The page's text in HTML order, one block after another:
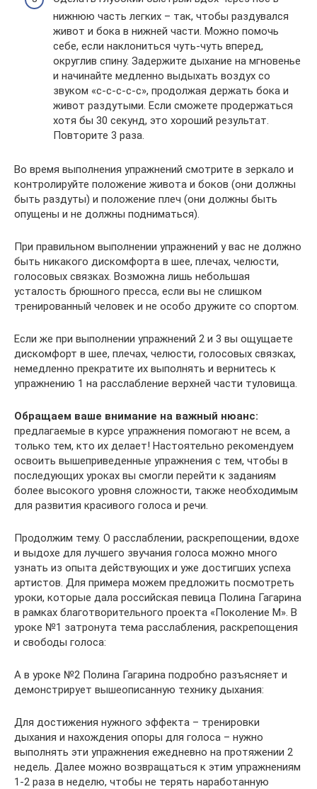
нижнюю часть легких – так, чтобы раздувался
живот и бока в нижней части. Можно помочь
себе, если наклониться чуть-чуть вперед,
округлив спину. Задержите дыхание на мгновенье
и начинайте медленно выдыхать воздух со
звуком «с-с-с-с-с», продолжая держать бока и
живот раздутыми. Если сможете продержаться
хотя бы 30 секунд, это хороший результат.
Повторите 3 раза.
Во время выполнения упражнений смотрите в зеркало и
контролируйте положение живота и боков (они должны
быть раздуты) и положение плеч (они должны быть
опущены и не должны подниматься).
При правильном выполнении упражнений у вас не должно
быть никакого дискомфорта в шее, плечах, челюсти,
голосовых связках. Возможна лишь небольшая
усталость брюшного пресса, если вы не слишком
тренированный человек и не особо дружите со спортом.
Если же при выполнении упражнений 2 и 3 вы ощущаете
дискомфорт в шее, плечах, челюсти, голосовых связках,
немедленно прекратите их выполнять и вернитесь к
упражнению 1 на расслабление верхней части туловища.
Обращаем ваше внимание на важный нюанс:
предлагаемые в курсе упражнения помогают не всем, а
только тем, кто их делает! Настоятельно рекомендуем
освоить вышеприведенные упражнения с тем, чтобы в
последующих уроках вы смогли перейти к заданиям
более высокого уровня сложности, также необходимым
для развития красивого голоса и речи.
Продолжим тему. О расслаблении, раскрепощении, вдохе
и выдохе для лучшего звучания голоса можно много
узнать из опыта действующих и уже достигших успеха
артистов. Для примера можем предложить посмотреть
уроки, которые дала российская певица Полина Гагарина
в рамках благотворительного проекта «Поколение М». В
уроке №1 затронута тема расслабления, раскрепощения
и свободы голоса:
А в уроке №2 Полина Гагарина подробно разъясняет и
демонстрирует вышеописанную технику дыхания:
Для достижения нужного эффекта – тренировки
дыхания и нахождения опоры для голоса – нужно
выполнять эти упражнения ежедневно на протяжении 2
недель. Далее можно возвращаться к этим упражнениям
1-2 раза в неделю, чтобы не терять наработанную